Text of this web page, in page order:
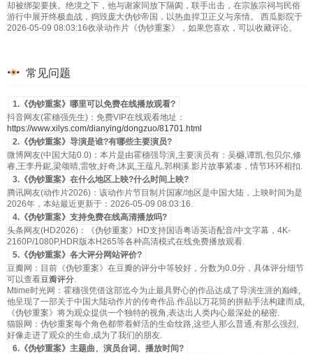
却被绑架要挟。绝境之下，他与谢家同放下隔阂，联手出击，在宗族宗祠与民俗
游行中展开终极血战，捣毁庞大伪钞帝国，以热血捍卫正义与亲情。 西瓜影院于
2026-05-09 08:03:16收录动作片《伪钞重案》，如果您喜欢，可以收藏评论。
常见问题
1.《伪钞重案》哪里可以免费在线播放观看?
抖音网友(霍穗强先生)：免费VIP在线观看地址：
https://www.xilys.com/dianying/dongzuo/81701.html
2.《伪钞重案》导演是谁?有哪些主要演员?
微博网友(中国大陆0.0)：本片是由霍穗强导演,主要演员有：吴樾,谭凯,包贝尔,修
睿,王李丹鈮,梁颂晴,雷牧,好奇,沐岚,王蕴凡,郭桐溪.影片故事紧凑，情节环环相扣.
3.《伪钞重案》在什么地区上映?什么时间上映?
腾讯网友(动作片2026)：该动作片节目制片国家/地区是中国大陆，上映时间为是
2026年，本站最近更新于：2026-05-09 08:03:16.
4.《伪钞重案》支持免费在线高清播放吗?
头条网友(HD2026)：《伪钞重案》HD支持国语粤语英语配音/中文字幕，4K-
2160P/1080P,HDR版本H265等各种高清模式在线免费播放观看.
5.《伪钞重案》各大评分网站评价?
豆瓣网：目前《伪钞重案》在豆瓣的评分中等较好，分数为0.0分，具体评分细节
可以查看豆瓣评分.
Mtime时光网：霍穗强凭借这部迄今为止最具野心的作品达成了导演生涯的巅峰,
他呈现了一部关于中国大陆动作片的传奇作品.作品以万花筒的拼贴手法构建而成,
《伪钞重案》将为观众提供一个独特的视角,表达出人类内心最深处的秘密.
猫眼网：伪钞重案每个角色都带着鲜活的生命纹路,这些人那么普通,有那么强烈,
好像走进了观众的生命,成为了我们的朋友.
6.《伪钞重案》主题曲、演员台词、播放时间?